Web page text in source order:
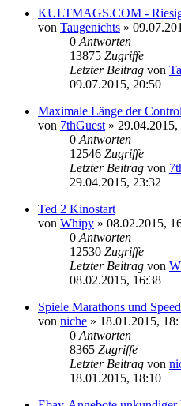
KULTMAGS.COM -
von Taugenichts »
0Antworten
13875 Zugriffe
Letzter Beitrag von
09.07.2015, 20:50
Maximale Länge der
von 7thGuest» 29.04.2015,
0Antworten
12546 Zugriffe
Letzter Beitrag von
29.04.2015, 23:32
Ted 2 Kinostart
von Whipy » 08.02.2015,
0Antworten
12530 Zugriffe
Letzter Beitrag von
08.02.2015, 16:38
Spiele Marathons und
von niche » 18.01.2015,
0Antworten
8365 Zugriffe
Letzter Beitrag von
18.01.2015, 18:10